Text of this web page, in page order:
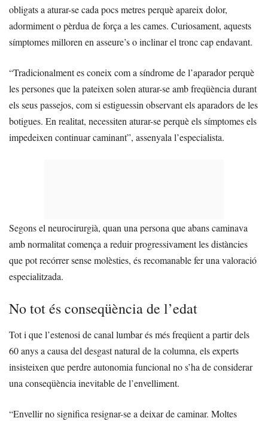
obligats a aturar-se cada pocs metres perquè apareix dolor,
adormiment o pèrdua de força a les cames. Curiosament, aquests
símptomes milloren en asseure’s o inclinar el tronc cap endavant.
“Tradicionalment es coneix com a síndrome de l’aparador perquè
les persones que la pateixen solen aturar-se amb freqüència durant
els seus passejos, com si estiguessin observant els aparadors de les
botigues. En realitat, necessiten aturar-se perquè els símptomes els
impedeixen continuar caminant”, assenyala l’especialista.
Segons el neurocirurgià, quan una persona que abans caminava
amb normalitat comença a reduir progressivament les distàncies
que pot recórrer sense molèsties, és recomanable fer una valoració
especialitzada.
No tot és conseqüència de l’edat
Tot i que l’estenosi de canal lumbar és més freqüent a partir dels
60 anys a causa del desgast natural de la columna, els experts
insisteixen que perdre autonomia funcional no s’ha de considerar
una conseqüència inevitable de l’envelliment.
“Envellir no significa resignar-se a deixar de caminar. Moltes